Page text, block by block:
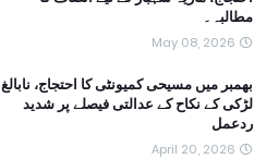
مطالبہ۔
May 08, 2026
بھمبر میں مسیحی کمیونٹی کا احتجاج، نابالغ
لڑکی کے نکاح کے عدالتی فیصلے پر شدید
ردعمل
April 20, 2026